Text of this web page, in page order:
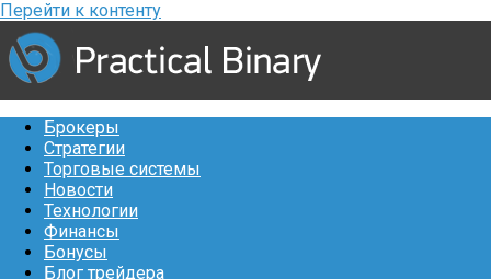
Перейти к контенту
Брокеры
Стратегии
Торговые системы
Новости
Технологии
Финансы
Бонусы
Блог трейдера